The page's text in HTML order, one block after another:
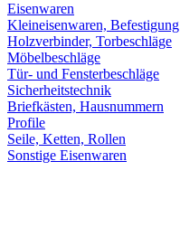
Eisenwaren
Kleineisenwaren, Befestigung
Holzverbinder, Torbeschläge
Möbelbeschläge
Tür- und Fensterbeschläge
Sicherheitstechnik
Briefkästen, Hausnummern
Profile
Seile, Ketten, Rollen
Sonstige Eisenwaren